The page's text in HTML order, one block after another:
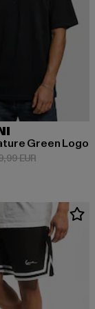
Green Logo
20,99 EUR
EURAktionspreis: